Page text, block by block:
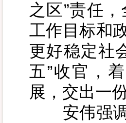
之区”责任
工作目标和
更好稳定社
五”收官，
展，交出一
安伟强调